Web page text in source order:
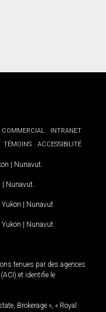
COMMERCIAL
INTRANET
TÉMOINS ACCESSIBILITÉ
| Nunavut
| Nunavut
Yukon | Nunavut
Yukon | Nunavut
tenues par des agences
et identifie le
Brokerage », « Royal